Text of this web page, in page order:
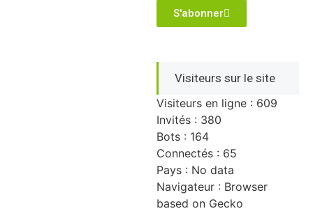
S'abonner
Visiteurs sur le site
Visiteurs en ligne : 609
Invités : 380
Bots : 164
Connectés : 65
Pays : No data
Navigateur : Browser
based on Gecko